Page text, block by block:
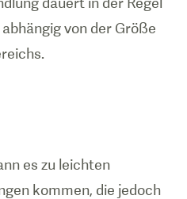
von der Größe
es zu leichten
kommen, die jedoch